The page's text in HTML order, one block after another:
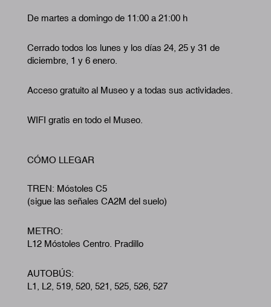
De martes a domingo de 11:00 a 21:00 h
Cerrado todos los lunes y los días 24, 25 y 31 de
diciembre, 1 y 6 enero.
Acceso gratuito al Museo y a todas sus actividades.
WIFI gratis en todo el Museo.
CÓMO LLEGAR
TREN: Móstoles C5
(sigue las señales CA2M del suelo)
METRO:
L12 Móstoles Centro. Pradillo
AUTOBÚS:
L1, L2, 519, 520, 521, 525, 526, 527